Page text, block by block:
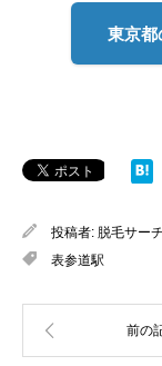
東京都
投稿者: 脱毛サー
表参道駅